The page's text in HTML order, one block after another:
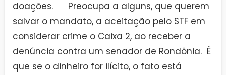
doações. Preocupa a alguns, que querem
salvar o mandato, a aceitação pelo STF em
considerar crime o Caixa 2, ao receber a
denúncia contra um senador de Rondônia. É
que se o dinheiro for ilícito, o fato está